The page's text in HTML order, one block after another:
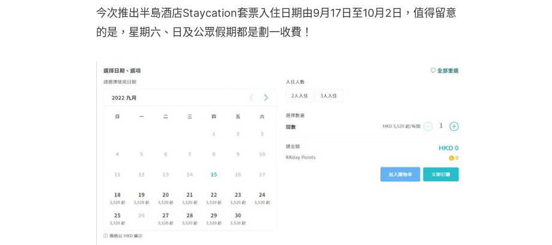
今次推出半島酒店Staycation套票入住日期由9月17日至10月2日，值得留意
的是，星期六、日及公眾假期都是劃一收費！